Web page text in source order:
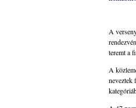
A
teremt a
A
neveztek